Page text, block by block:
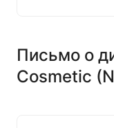
Письмо о
Cosmetic